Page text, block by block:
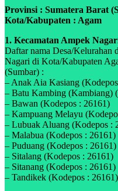
Provinsi : Sumatera Barat
Kota/Kabupaten : Agam
1. Kecamatan Ampek
Daftar nama Desa/
Nagari di Kota/Kabupaten
(Sumbar) :
– Anak Aia Kasiang
– Batu Kambing (Kambiang)
– Bawan (Kodepos : 26161)
– Kampuang Melayu
– Lubuak Aluang (Kodepos :
– Malabua (Kodepos : 26161)
– Puduang (Kodepos : 26161)
– Sitalang (Kodepos : 26161)
– Sitanang (Kodepos : 26161)
– Tandikek (Kodepos : 26161)